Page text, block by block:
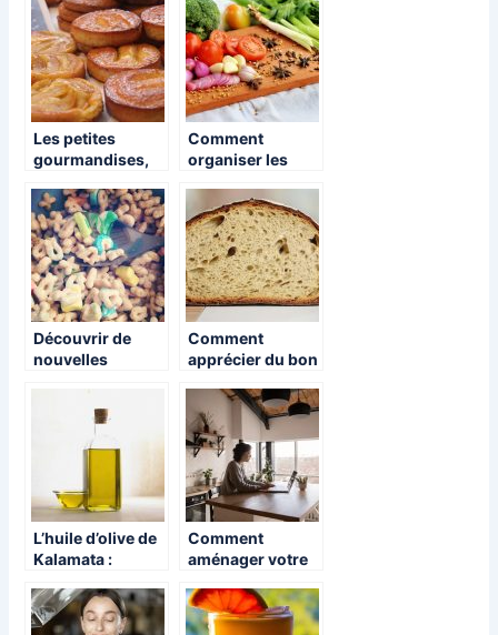
Les petites
gourmandises,
nos enfants.
Comment
organiser les
Découvrir de
nouvelles
Comment
apprécier du bon
soi ?
L’huile d’olive de
Kalamata :
choisir ?
Comment
aménager votre
prix?